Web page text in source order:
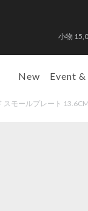
小物
New Event
スモールプレート